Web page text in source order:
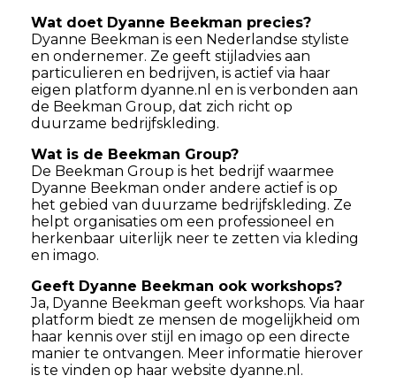
Wat doet Dyanne Beekman precies?
Dyanne Beekman is een Nederlandse styliste
en ondernemer. Ze geeft stijladvies aan
particulieren en bedrijven, is actief via haar
eigen platform dyanne.nl en is verbonden aan
de Beekman Group, dat zich richt op
duurzame bedrijfskleding.
Wat is de Beekman Group?
De Beekman Group is het bedrijf waarmee
Dyanne Beekman onder andere actief is op
het gebied van duurzame bedrijfskleding. Ze
helpt organisaties om een professioneel en
herkenbaar uiterlijk neer te zetten via kleding
en imago.
Geeft Dyanne Beekman ook workshops?
Ja, Dyanne Beekman geeft workshops. Via haar
platform biedt ze mensen de mogelijkheid om
haar kennis over stijl en imago op een directe
manier te ontvangen. Meer informatie hierover
is te vinden op haar website dyanne.nl.